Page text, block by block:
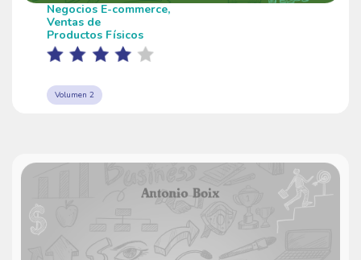
Negocios E-commerce,
Ventas de
Productos Físicos
Volumen 2